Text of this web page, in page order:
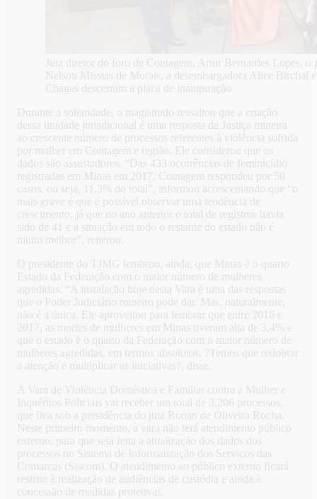
Juiz diretor do foro de Contagem, Artur Bernardes Lopes,
Nelson Missias de Morais, a desembargadora Alice Birchal
Chagas descerram a placa de inauguração
Durante a solenidade, o magistrado ressaltou que a criação
dessa unidade jurisdicional é uma resposta da Justiça mineira
ao crescente número de processos referentes à violência sofrida
por mulher em Contagem e região. Ele considerou que os
dados são assustadores. “Das 433 ocorrências de feminicídio
registradas em Minas em 2017, Contagem respondeu por 50
casos, ou seja, 11,3% do total”, informou acrescentando que “o
mais grave é que é possível observar uma tendência de
crescimento, já que no ano anterior o total de registros havia
sido de 41 e a situação em todo o restante do estado não é
muito melhor”, reiterou.
O presidente do TJMG lembrou, ainda, que Minas é o quarto
Estado da Federação com o maior número de mulheres
agredidas. “A instalação hoje desta Vara é uma das respostas
que o Poder Judiciário mineiro pode dar. Mas, naturalmente,
não é a única. Ele aproveitou para lembrar que entre 2016 e
2017, as mortes de mulheres em Minas tiveram alta de 3,4% e
que o estado é o quarto da Federação com o maior número de
mulheres agredidas, em termos absolutos. ?Temos que redobrar
a atenção e multiplicar as iniciativas?, disse.
A Vara de Violência Doméstica e Familiar contra a Mulher e
Inquéritos Policiais vai receber um total de 3.206 processos,
que fica sob a presidência do juiz Ronan de Oliveira Rocha.
Neste primeiro momento, a vara não terá atendimento público
externo, para que seja feita a atualização dos dados dos
processos no Sistema de Informatização dos Serviços das
Comarcas (Siscom). O atendimento ao público externo ficará
restrito à realização de audiências de custódia e ainda à
concessão de medidas protetivas.